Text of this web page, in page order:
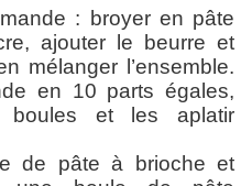
: broyer en pâte
ajouter le beurre et
mélanger l’ensemble.
en 10 parts égales,
boules et les aplatir
de pâte à brioche et